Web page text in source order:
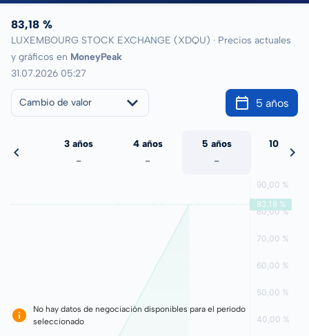
83,18 %
LUXEMBOURG STOCK EXCHANGE (XDQU) · Precios actuales
y gráficos en MoneyPeak
31.07.2026 05:27
Cambio de valor 5 años
3 años
-
4 años
-
5 años
-
10 años
No hay datos de negociación disponibles para el período
seleccionado